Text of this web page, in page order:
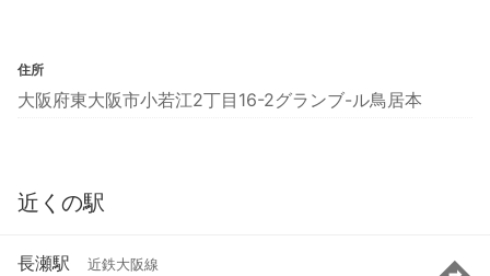
住所
大阪府東大阪市小若江2丁目16-2グランブ-ル鳥居本
近くの駅
長瀬駅 近鉄大阪線